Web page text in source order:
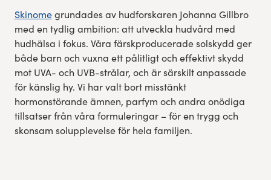
Skinomegrundades av hudforskaren Johanna Gillbro
med en tydlig ambition: att utveckla hudvård med
hudhälsa i fokus. Våra färskproducerade solskydd ger
både barn och vuxna ett pålitligt och effektivt skydd
mot UVA- och UVB-strålar, och är särskilt anpassade
för känslig hy. Vi har valt bort misstänkt
hormonstörande ämnen, parfym och andra onödiga
tillsatser från våra formuleringar – för en trygg och
skonsam solupplevelse för hela familjen.